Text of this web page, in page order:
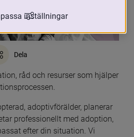
Dela
råd och resurser som hjälper
adoptivförälder, planerar
professionellt med adoption,
efter din situation. Vi
inställningar